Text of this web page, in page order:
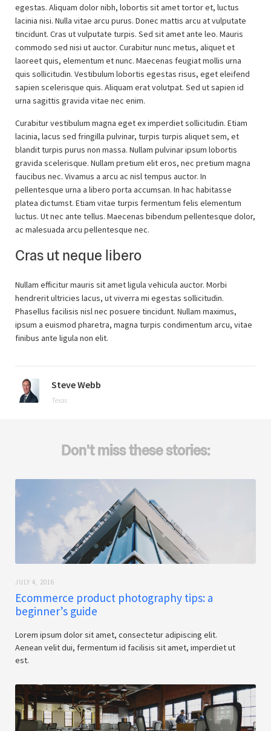
egestas. Aliquam dolor nibh, lobortis sit amet tortor et, luctus
lacinia nisi. Nulla vitae arcu purus. Donec mattis arcu at vulputate
tincidunt. Cras ut vulputate turpis. Sed sit amet ante leo. Mauris
commodo sed nisi ut auctor. Curabitur nunc metus, aliquet et
laoreet quis, elementum et nunc. Maecenas feugiat mollis urna
quis sollicitudin. Vestibulum lobortis egestas risus, eget eleifend
sapien scelerisque quis. Aliquam erat volutpat. Sed ut sapien id
urna sagittis gravida vitae nec enim.
Curabitur vestibulum magna eget ex imperdiet sollicitudin. Etiam
lacinia, lacus sed fringilla pulvinar, turpis turpis aliquet sem, et
blandit turpis purus non massa. Nullam pulvinar ipsum lobortis
gravida scelerisque. Nullam pretium elit eros, nec pretium magna
faucibus nec. Vivamus a arcu ac nisl tempus auctor. In
pellentesque urna a libero porta accumsan. In hac habitasse
platea dictumst. Etiam vitae turpis fermentum felis elementum
luctus. Ut nec ante tellus. Maecenas bibendum pellentesque dolor,
ac malesuada arcu pellentesque nec.
Cras ut neque libero
Nullam efficitur mauris sit amet ligula vehicula auctor. Morbi
hendrerit ultricies lacus, ut viverra mi egestas sollicitudin.
Phasellus facilisis nisl nec posuere tincidunt. Nullam maximus,
ipsum a euismod pharetra, magna turpis condimentum arcu, vitae
finibus ante ligula non elit.
Steve Webb
Texas
Don't miss these stories:
JULY 4, 2016
Ecommerce product photography tips: a
beginner’s guide
Lorem ipsum dolor sit amet, consectetur adipiscing elit.
Aenean velit dui, fermentum id facilisis sit amet, imperdiet ut
est.